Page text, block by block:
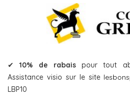
✔10% de rabaispour tout
Assistance visio sur le site
LBP10